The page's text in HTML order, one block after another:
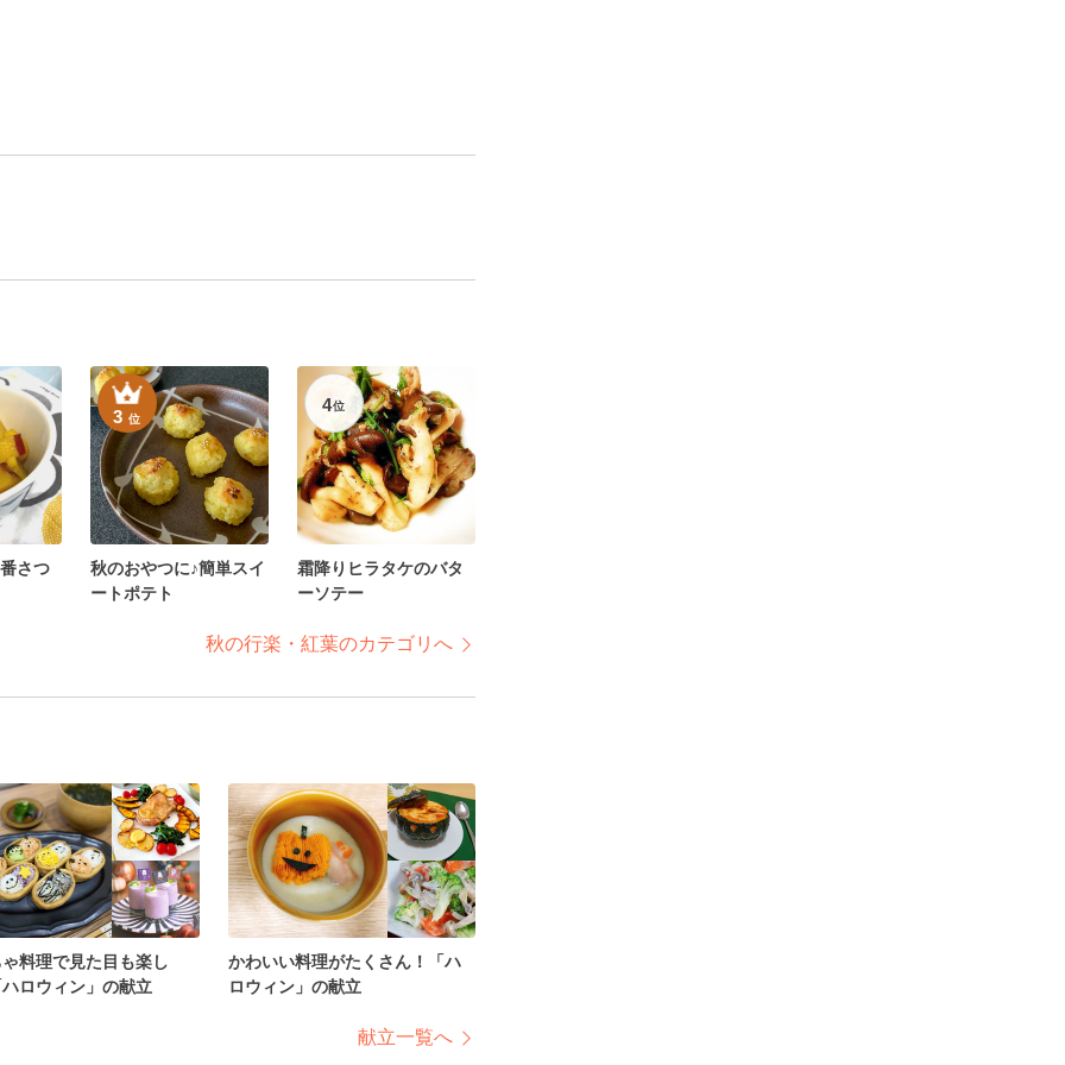
さつ
3位
秋のおやつに♪簡単スイ
ートポテト
4位
霜降りヒラタケのバタ
ーソテー
秋の行楽・紅葉のカテゴリへ
料理で見た目も楽し
ロウィン」の献立
かわいい料理がたくさん！「ハ
ロウィン」の献立
献立一覧へ